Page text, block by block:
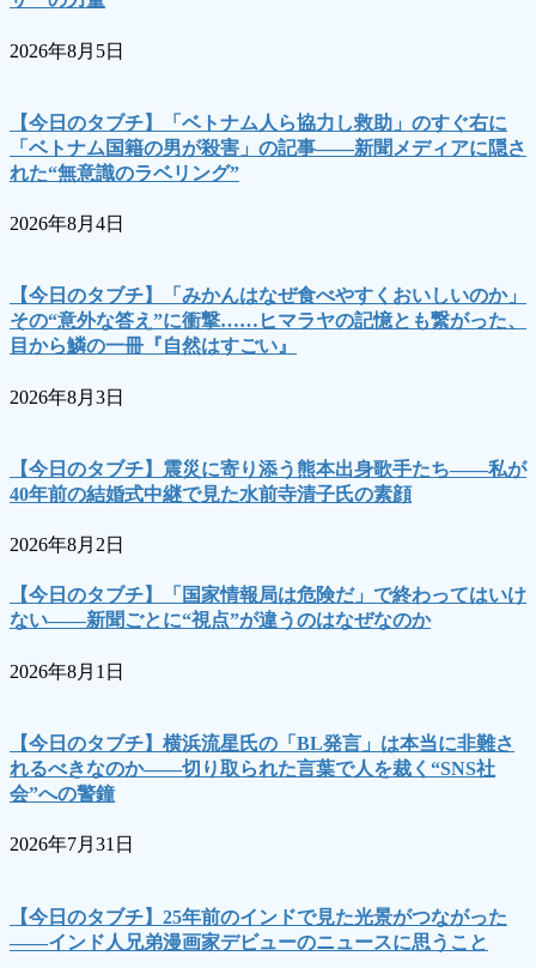
2026年8月5日
【今日のタブチ】「ベトナム人ら協力し救助」のすぐ右に
「ベトナム国籍の男が殺害」の記事――新聞メディアに隠さ
れた“無意識のラベリング”
2026年8月4日
【今日のタブチ】「みかんはなぜ食べやすくおいしいのか」
その“意外な答え”に衝撃……ヒマラヤの記憶とも繋がった、
目から鱗の一冊『自然はすごい』
2026年8月3日
【今日のタブチ】震災に寄り添う熊本出身歌手たち――私が
40年前の結婚式中継で見た水前寺清子氏の素顔
2026年8月2日
【今日のタブチ】「国家情報局は危険だ」で終わってはいけ
ない――新聞ごとに“視点”が違うのはなぜなのか
2026年8月1日
【今日のタブチ】横浜流星氏の「BL発言」は本当に非難さ
れるべきなのか――切り取られた言葉で人を裁く“SNS社
会”への警鐘
2026年7月31日
【今日のタブチ】25年前のインドで見た光景がつながった
――インド人兄弟漫画家デビューのニュースに思うこと